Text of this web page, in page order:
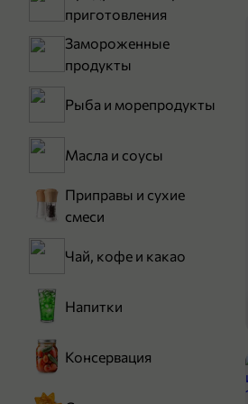
приготовления
Замороженные
продукты
Рыба и морепродукты
Масла и соусы
Приправы и сухие
смеси
Чай, кофе и какао
Напитки
Консервация